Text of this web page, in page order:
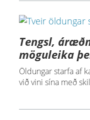
Tengsl,
möguleika
Öldungar starfa af
við vini sína með